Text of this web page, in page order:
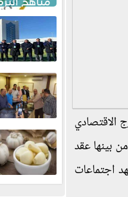
من بينها عقد
دينيس مانتوروف وزير التجارة والصناعة الروسي لمصر، مشيرا إلى أن عام 2021 شهد اجتماعات
الامتحانات
والتمامي
كفر...
سن الأربعين